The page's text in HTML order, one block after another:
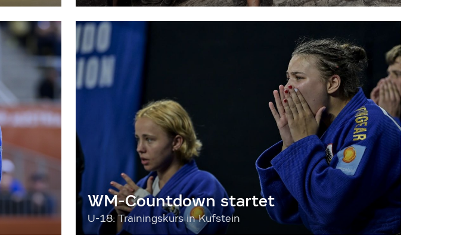
WM-Countdown startet
U-18: Trainingskurs in Kufstein